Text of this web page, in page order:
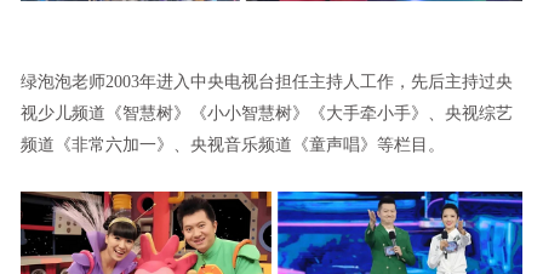
绿泡泡老师2003年进入中央电视台担任主持人工作，先后主持过央
视少儿频道《智慧树》《小小智慧树》《大手牵小手》、央视综艺
频道《非常六加一》、央视音乐频道《童声唱》等栏目。